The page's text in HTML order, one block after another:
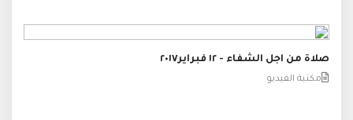
صلاة من اجل الشفاء - ١٢ فبراير٢٠١٧
مكتبة الفيديو